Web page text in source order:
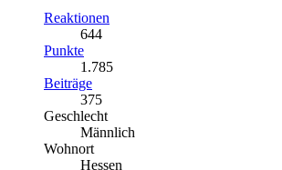
Reaktionen
644
Punkte
1.785
Beiträge
375
Geschlecht
Männlich
Wohnort
Hessen